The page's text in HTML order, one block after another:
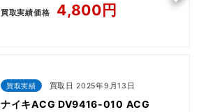
買取実績価格 4,800円
買取実績 買取日 2025年9月13日
ナイキACG DV9416-010 ACG